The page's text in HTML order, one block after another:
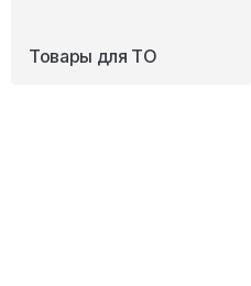
Товары для ТО